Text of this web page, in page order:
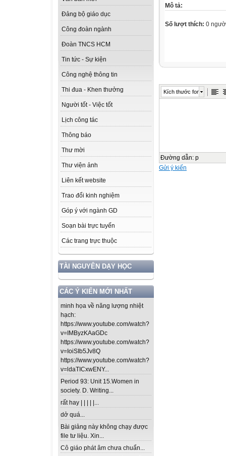
Đảng bộ giáo dục
Công đoàn ngành
Đoàn TNCS HCM
Tin tức - Sự kiện
Công nghệ thông tin
Thi đua - Khen thưởng
Người tốt - Việc tốt
Lịch công tác
Thông báo
Thư mời
Thư viện ảnh
Liên kết website
Trao đổi kinh nghiệm
Góp ý với ngành GD
Soạn bài trực tuyến
Các trang trực thuộc
TÀI NGUYÊN DẠY HỌC
CÁC Ý KIẾN MỚI NHẤT
minh họa về năng lượng nhiệt
hạch:
https://www.youtube.com/watch?
v=IMByzKAaGDc
https://www.youtube.com/watch?
v=IoiSIb5Jv8Q
https://www.youtube.com/watch?
v=ldaTICxwENY...
Period 93: Unit 15.Women in
society. D. Writing...
rất hay | | | | |...
dở quá...
Bài giảng này không chạy được
file tư liệu. Xin...
Cô giáo phát âm chưa chuẩn...
Mô tả:
Số lượt thích: 0
Kích thước font
Đường dẫn: p
Gửi ý kiến